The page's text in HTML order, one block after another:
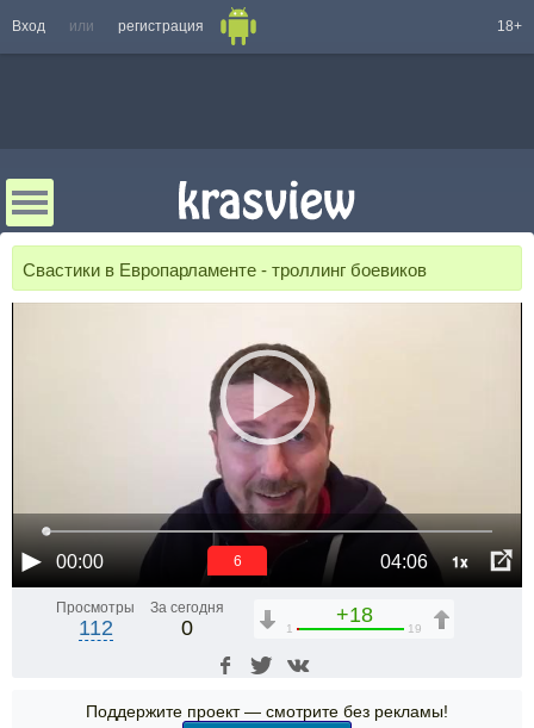
Вход или регистрация 18+
Свастики в Европарламенте - троллинг боевиков
00:00 04:06 1x
6
Просмотры
112
За сегодня
0
+18
1 19
Поддержите проект — смотрите без рекламы!